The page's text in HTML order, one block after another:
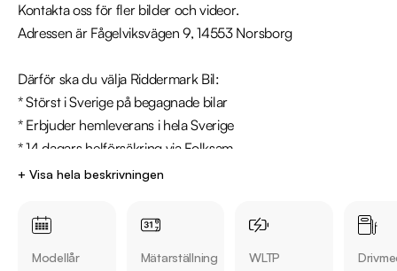
Kontakta oss för fler bilder och videor.
Adressen är Fågelviksvägen 9, 14553 Norsborg
Därför ska du välja Riddermark Bil:
* Störst i Sverige på begagnade bilar
* Erbjuder hemleverans i hela Sverige
* 14 dagars helförsäkring via Folksam
* Över 10 tusen omdömen på Trustpilot
* Möjlighet till garanti från 12-60 månader
+ Visa hela beskrivningen
Modellår Mätarställning WLTP